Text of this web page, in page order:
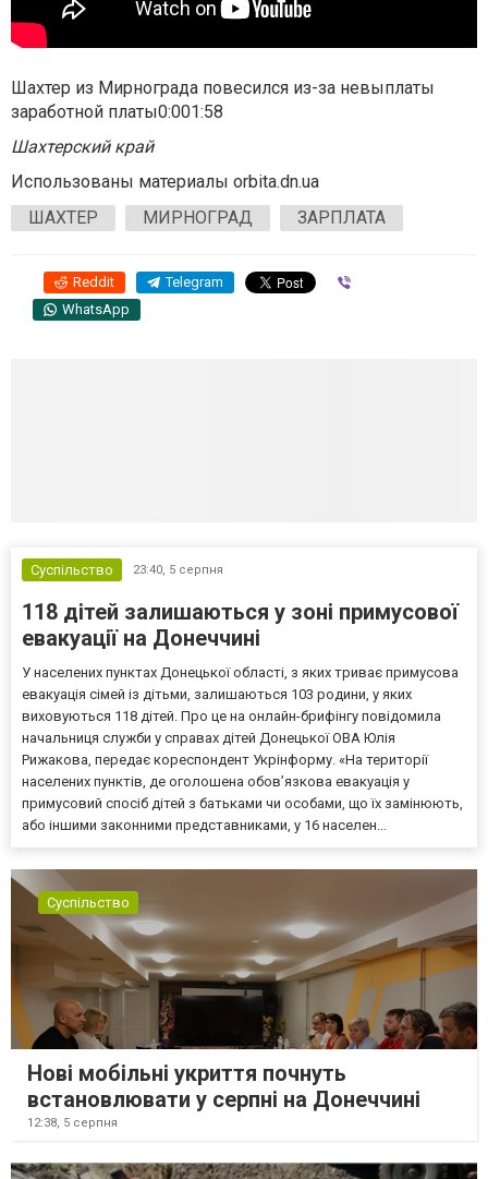
Шахтер из Мирнограда повесился из-за невыплаты
заработной платы0:001:58
Шахтерский край
Использованы материалы orbita.dn.ua
ШАХТЕР
МИРНОГРАД ЗАРПЛАТА
Reddit Telegram
WhatsApp
Суспільство 23:40, 5 серпня
118 дітей залишаються у зоні примусової
евакуації на Донеччині
У населених пунктах Донецької області, з яких триває примусова
евакуація сімей із дітьми, залишаються 103 родини, у яких
виховуються 118 дітей. Про це на онлайн-брифінгу повідомила
начальниця служби у справах дітей Донецької ОВА Юлія
Рижакова, передає кореспондент Укрінформу. «На території
населених пунктів, де оголошена обов’язкова евакуація у
примусовий спосіб дітей з батьками чи особами, що їх замінюють,
або іншими законними представниками, у 16 населен...
Суспільство
Нові мобільні укриття почнуть
встановлювати у серпні на Донеччині
12:38, 5 серпня